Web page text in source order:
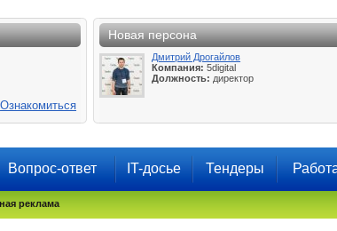
Ознакомиться
Новая персона
Дмитрий Дрогайлов
Компания: 5digital
Должность: директор
Вопрос-ответ IT-досье Тендеры
реклама